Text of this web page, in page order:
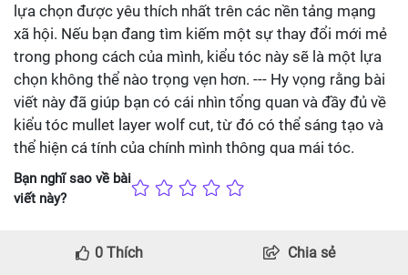
lựa chọn được yêu thích nhất trên các nền tảng mạng
xã hội. Nếu bạn đang tìm kiếm một sự thay đổi mới mẻ
trong phong cách của mình, kiểu tóc này sẽ là một lựa
chọn không thể nào trọng vẹn hơn. --- Hy vọng rằng bài
viết này đã giúp bạn có cái nhìn tổng quan và đầy đủ về
kiểu tóc mullet layer wolf cut, từ đó có thể sáng tạo và
thể hiện cá tính của chính mình thông qua mái tóc.
Bạn nghĩ sao về bài
viết này?
0 Thích Chia sẻ